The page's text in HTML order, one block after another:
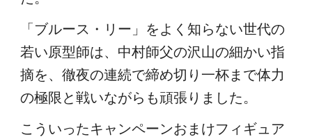
「ブルース・リー」をよく知らない世代の
若い原型師は、中村師父の沢山の細かい指
摘を、徹夜の連続で締め切り一杯まで体力
の極限と戦いながらも頑張りました。
こういったキャンペーンおまけフィギュア